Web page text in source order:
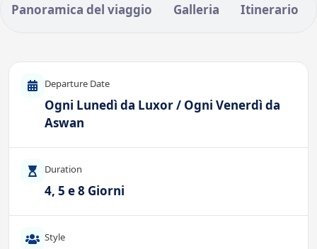
Panoramica del viaggio Galleria Itinerario
Departure Date
Ogni Lunedì da Luxor / Ogni Venerdì da
Aswan
Duration
4, 5 e 8 Giorni
Style